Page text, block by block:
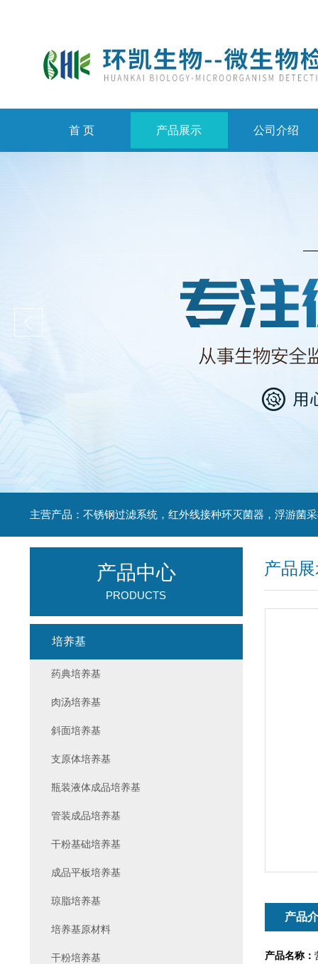
首 页 产品展示 公司介绍
产品
产品
产品名称：
产品中心
PRODUCTS
培养基
药典培养基
肉汤培养基
斜面培养基
支原体培养基
瓶装液体成品培养基
管装成品培养基
干粉基础培养基
成品平板培养基
琼脂培养基
培养基原材料
干粉培养基